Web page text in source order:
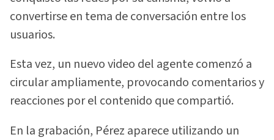
convertirse en tema de conversación entre los
usuarios.
Esta vez, un nuevo video del agente comenzó a
circular ampliamente, provocando comentarios y
reacciones por el contenido que compartió.
En la grabación, Pérez aparece utilizando un